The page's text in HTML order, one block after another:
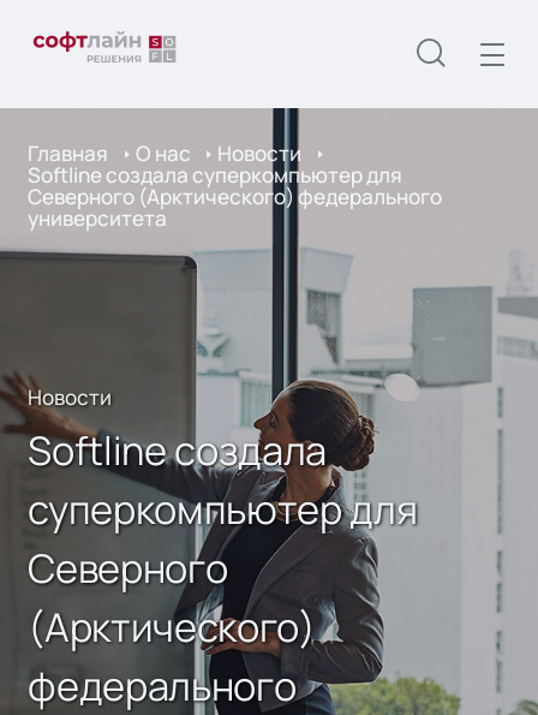
Главная О нас Новости
Softline создала суперкомпьютер для
Северного (Арктического) федерального
университета
Новости
Softline создала
суперкомпьютер для
Северного
(Арктического)
федерального